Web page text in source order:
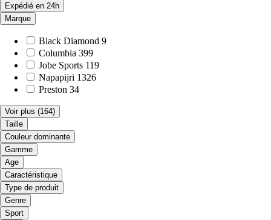
Expédié en 24h
Marque
Black Diamond 9
Columbia 399
Jobe Sports 119
Napapijri 1326
Preston 34
Voir plus (164)
Taille
Couleur dominante
Gamme
Age
Caractéristique
Type de produit
Genre
Sport